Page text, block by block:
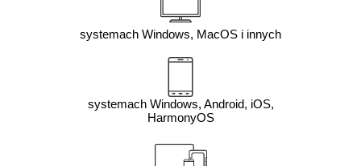
systemach Windows, MacOS i innych
systemach Windows, Android, iOS,
HarmonyOS